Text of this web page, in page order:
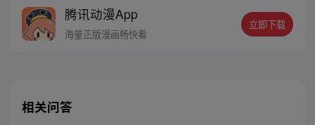
腾讯动漫App
海量正版漫画畅快看
立即下载
相关问答